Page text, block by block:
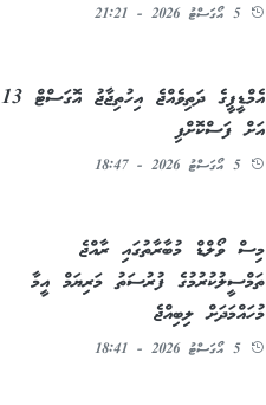
5 އޯގަސްޓު 2026 - 21:21
އެމްޑީޕީގެ ދަތިވެއްޖެ އިހުތިޖާޖު އޮގަސްޓް 13
އަށް ފަސްކޮށްފި
5 އޯގަސްޓު 2026 - 18:47
މިސް ވޯލްޑް މުބާރާތުގައި ރާއްޖެ
ތަމްސީލުކުރުމުގެ ފުރުސަތު މަރިޔަމް އީމާ
މުހައްމަދަށް ލިބިއްޖެ
5 އޯގަސްޓު 2026 - 18:41